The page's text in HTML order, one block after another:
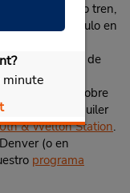
minute
avión o tren,
un vehículo en
de Denver.
Denver
y elija de
clase
un 30 % sobre
vehículo de alquiler
& Welton Station.
(o en
programa